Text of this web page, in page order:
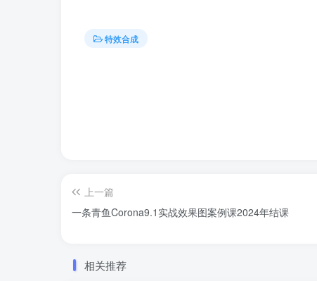
特效合成
上一篇
一条青鱼Corona9.1实战效果图案例课2024年结课
相关推荐